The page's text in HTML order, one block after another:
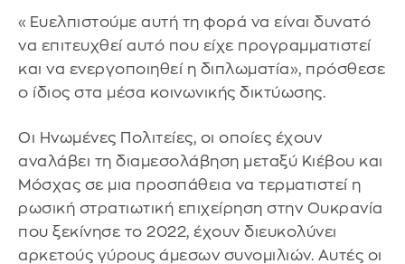
«Ευελπιστούμε αυτή τη φορά να είναι δυνατό
να επιτευχθεί αυτό που είχε προγραμματιστεί
και να ενεργοποιηθεί η διπλωματία», πρόσθεσε
ο ίδιος στα μέσα κοινωνικής δικτύωσης.
Οι Ηνωμένες Πολιτείες, οι οποίες έχουν
αναλάβει τη διαμεσολάβηση μεταξύ Κιέβου και
Μόσχας σε μια προσπάθεια να τερματιστεί η
ρωσική στρατιωτική επιχείρηση στην Ουκρανία
που ξεκίνησε το 2022, έχουν διευκολύνει
αρκετούς γύρους άμεσων συνομιλιών. Αυτές οι